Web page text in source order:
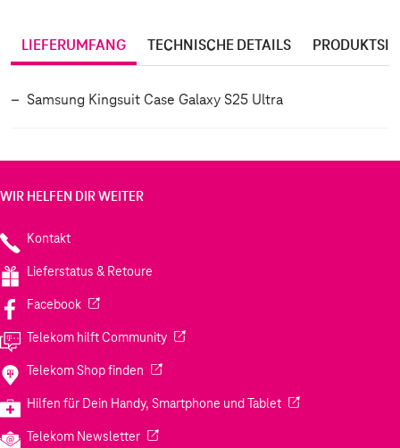
LIEFERUMFANG TECHNISCHE DETAILS
Samsung Kingsuit Case Galaxy S25 Ultra
WIR HELFEN DIR WEITER
Kontakt
Lieferstatus & Retoure
Facebook(Wird in einem neuen Tab geöffnet)
Telekom hilft Community(Wird in einem neuen Tab geöffnet)
Telekom Shop finden (Wird in einem neuen Tab geöffnet)
Hilfen für Dein Handy, Smartphone und Tablet(Wird in einem
Telekom Newsletter(Wird in einem neuen Tab geöffnet)